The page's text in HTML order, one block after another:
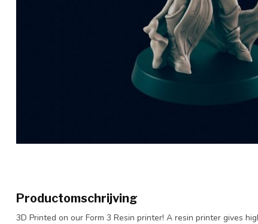
Productomschrijving
3D Printed on our Form 3 Resin printer! A resin printer gives